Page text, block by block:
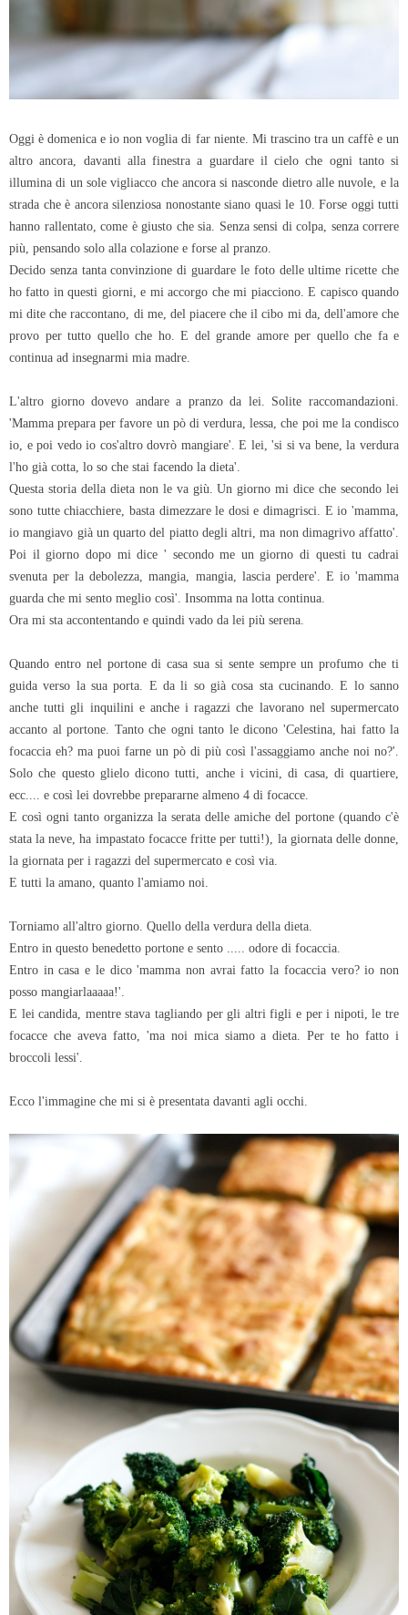
Oggi è domenica e io non voglia di far niente. Mi trascino tra un caffè e un
altro ancora, davanti alla finestra a guardare il cielo che ogni tanto si
illumina di un sole vigliacco che ancora si nasconde dietro alle nuvole, e la
strada che è ancora silenziosa nonostante siano quasi le 10. Forse oggi tutti
hanno rallentato, come è giusto che sia. Senza sensi di colpa, senza correre
più, pensando solo alla colazione e forse al pranzo.
Decido senza tanta convinzione di guardare le foto delle ultime ricette che
ho fatto in questi giorni, e mi accorgo che mi piacciono. E capisco quando
mi dite che raccontano, di me, del piacere che il cibo mi da, dell'amore che
provo per tutto quello che ho. E del grande amore per quello che fa e
continua ad insegnarmi mia madre.
L'altro giorno dovevo andare a pranzo da lei. Solite raccomandazioni.
'Mamma prepara per favore un pò di verdura, lessa, che poi me la condisco
io, e poi vedo io cos'altro dovrò mangiare'. E lei, 'si si va bene, la verdura
l'ho già cotta, lo so che stai facendo la dieta'.
Questa storia della dieta non le va giù. Un giorno mi dice che secondo lei
sono tutte chiacchiere, basta dimezzare le dosi e dimagrisci. E io 'mamma,
io mangiavo già un quarto del piatto degli altri, ma non dimagrivo affatto'.
Poi il giorno dopo mi dice ' secondo me un giorno di questi tu cadrai
svenuta per la debolezza, mangia, mangia, lascia perdere'. E io 'mamma
guarda che mi sento meglio così'. Insomma na lotta continua.
Ora mi sta accontentando e quindi vado da lei più serena.
Quando entro nel portone di casa sua si sente sempre un profumo che ti
guida verso la sua porta. E da li so già cosa sta cucinando. E lo sanno
anche tutti gli inquilini e anche i ragazzi che lavorano nel supermercato
accanto al portone. Tanto che ogni tanto le dicono 'Celestina, hai fatto la
focaccia eh? ma puoi farne un pò di più così l'assaggiamo anche noi no?'.
Solo che questo glielo dicono tutti, anche i vicini, di casa, di quartiere,
ecc.... e così lei dovrebbe prepararne almeno 4 di focacce.
E così ogni tanto organizza la serata delle amiche del portone (quando c'è
stata la neve, ha impastato focacce fritte per tutti!), la giornata delle donne,
la giornata per i ragazzi del supermercato e così via.
E tutti la amano, quanto l'amiamo noi.
Torniamo all'altro giorno. Quello della verdura della dieta.
Entro in questo benedetto portone e sento ..... odore di focaccia.
Entro in casa e le dico 'mamma non avrai fatto la focaccia vero? io non
posso mangiarlaaaaa!'.
E lei candida, mentre stava tagliando per gli altri figli e per i nipoti, le tre
focacce che aveva fatto, 'ma noi mica siamo a dieta. Per te ho fatto i
broccoli lessi'.
Ecco l'immagine che mi si è presentata davanti agli occhi.